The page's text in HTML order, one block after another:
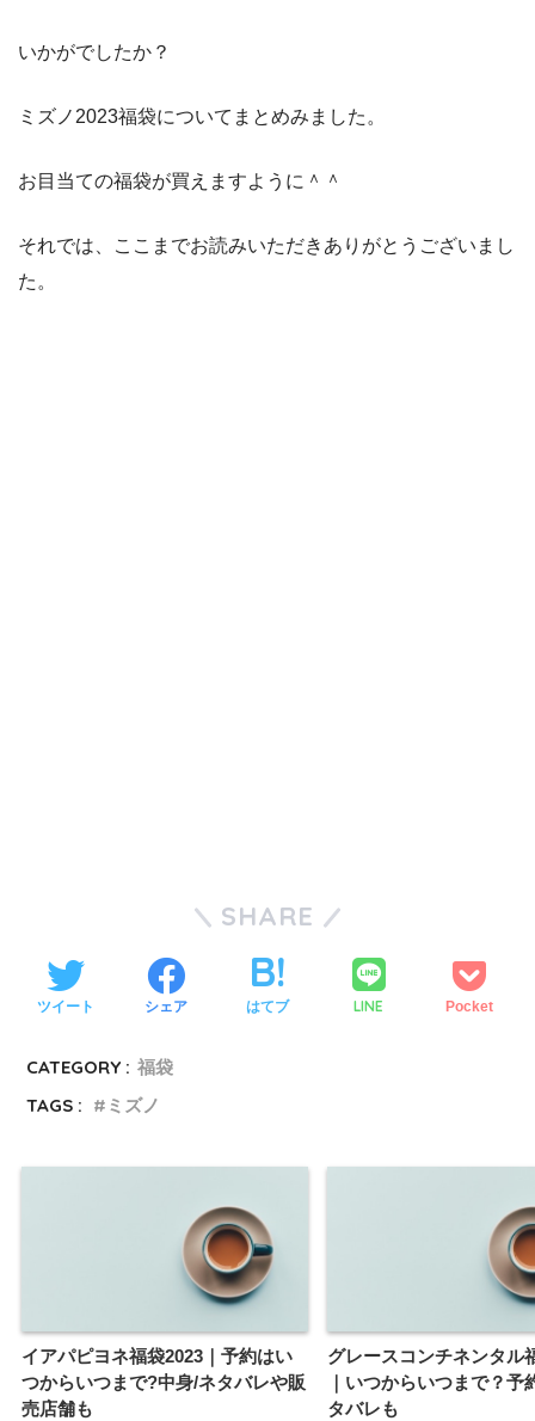
いかがでしたか？
ミズノ2023福袋についてまとめみました。
お目当ての福袋が買えますように＾＾
それでは、ここまでお読みいただきありがとうございまし
た。
SHARE
ツイート シェア はてブ LINE Pocket
CATEGORY : 福袋
TAGS :
ミズノ
イアパピヨネ福袋2023｜予約はい
つからいつまで?中身/ネタバレや販
売店舗も
グレースコンチネンタル
｜いつからいつまで？予
タバレも